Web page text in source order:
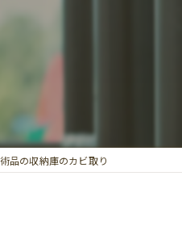
品の収納庫のカビ取り